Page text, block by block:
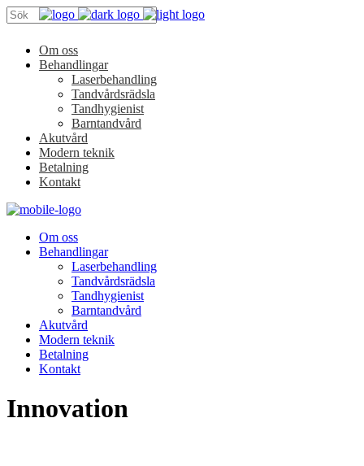
Om oss
Behandlingar
Laserbehandling
Tandvårdsrädsla
Tandhygienist
Barntandvård
Akutvård
Modern teknik
Betalning
Kontakt
Om oss
Behandlingar
Laserbehandling
Tandvårdsrädsla
Tandhygienist
Barntandvård
Akutvård
Modern teknik
Betalning
Kontakt
Innovation